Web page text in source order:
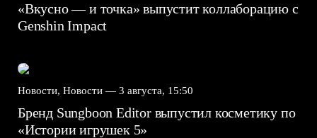
«Вкусно — и точка» выпустит коллаборацию с
Genshin Impact⁠⁠
Новости, Новости — 3 августа, 15:50
Бренд Sungboon Editor выпустил косметику по
«Истории игрушек 5»